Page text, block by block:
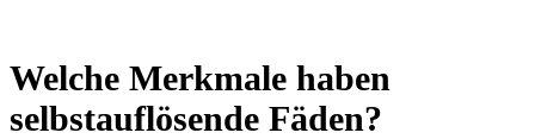
Welche Merkmale haben
selbstauflösende Fäden?